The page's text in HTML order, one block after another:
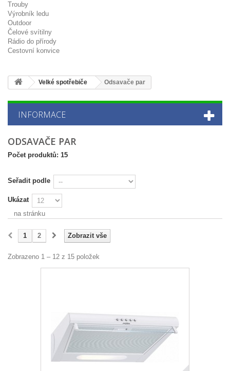
Trouby
Výrobník ledu
Outdoor
Čelové svítilny
Rádio do přírody
Cestovní konvice
Velké spotřebiče Odsavače par
INFORMACE
ODSAVAČE PAR
Počet produktů: 15
Seřadit podle
Ukázat
na stránku
Zobrazit vše
1 2
Zobrazeno 1 – 12 z 15 položek